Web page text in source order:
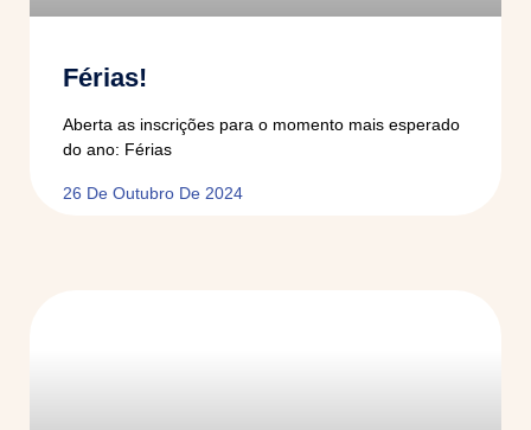
Férias!
Aberta as inscrições para o momento mais esperado
do ano: Férias
26 De Outubro De 2024